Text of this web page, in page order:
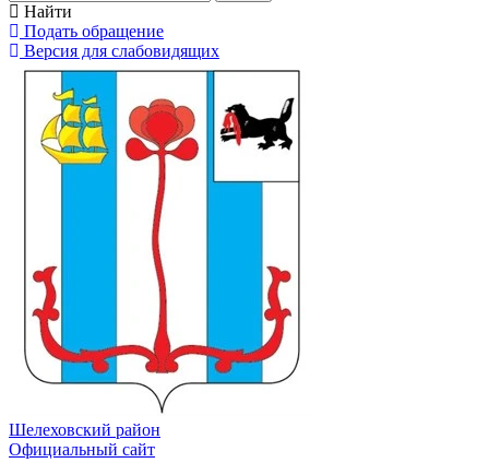
Найти
Подать обращение
Версия для слабовидящих
Шелеховский район
Официальный сайт